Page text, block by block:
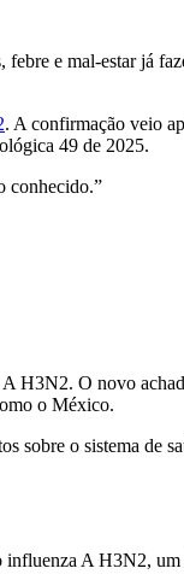
e mal-estar já
. A confirmação veio
49 de 2025.
conhecido.”
O novo
o México.
sobre o sistema de
A H3N2,